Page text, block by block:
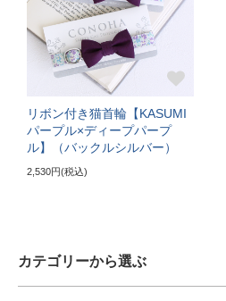
サイズの目安（7kg超え
リボン付き猫首輪【KASUMI
パープル×ディープパープ
ル】（バックルシルバー）
2,530円(税込)
カテゴリーから選ぶ